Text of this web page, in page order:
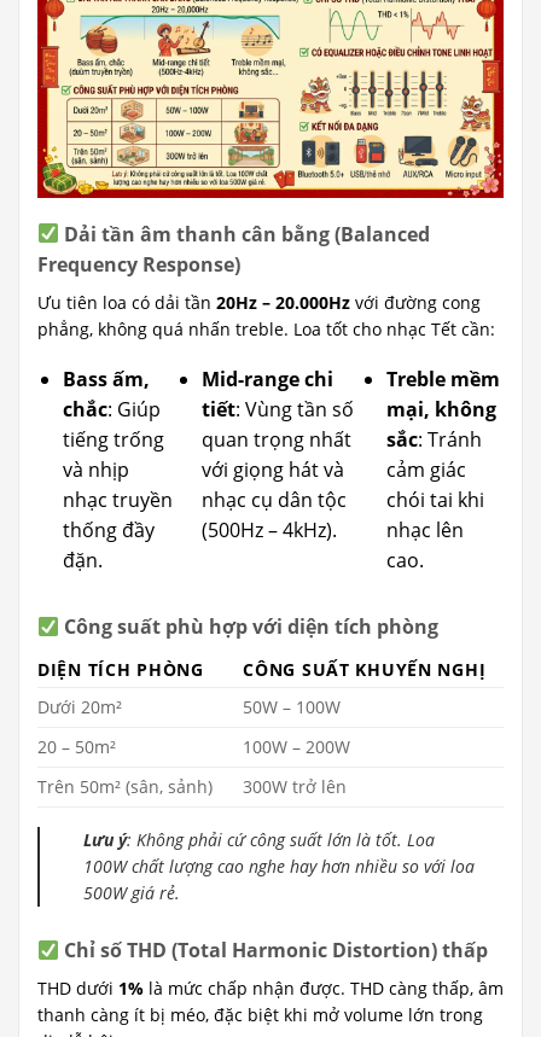
Dải tần âm thanh cân bằng (Balanced
Frequency Response)
Ưu tiên loa có dải tần 20Hz – 20.000Hz với đường cong
phẳng, không quá nhấn treble. Loa tốt cho nhạc Tết cần:
Bass ấm,
chắc: Giúp
tiếng trống
và nhịp
nhạc truyền
thống đầy
đặn.
Mid-range chi
tiết: Vùng tần số
quan trọng nhất
với giọng hát và
nhạc cụ dân tộc
(500Hz – 4kHz).
Treble mềm
mại, không
sắc: Tránh
cảm giác
chói tai khi
nhạc lên
cao.
Công suất phù hợp với diện tích phòng
DIỆN TÍCH PHÒNG
CÔNG SUẤT KHUYẾN NGHỊ
Dưới 20m²
50W – 100W
20 – 50m²
100W – 200W
Trên 50m² (sân, sảnh)
300W trở lên
Lưu ý: Không phải cứ công suất lớn là tốt. Loa
100W chất lượng cao nghe hay hơn nhiều so với loa
500W giá rẻ.
Chỉ số THD (Total Harmonic Distortion) thấp
THD dưới 1% là mức chấp nhận được. THD càng thấp, âm
thanh càng ít bị méo, đặc biệt khi mở volume lớn trong